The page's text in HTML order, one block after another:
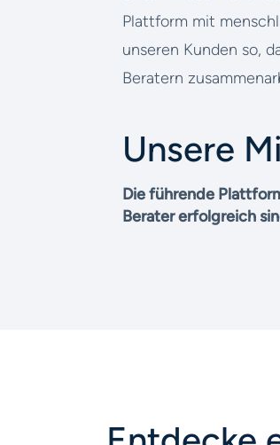
Plattform mit
unseren Kunden so,
Beratern
Unsere
Die führende
Berater erfolgreich